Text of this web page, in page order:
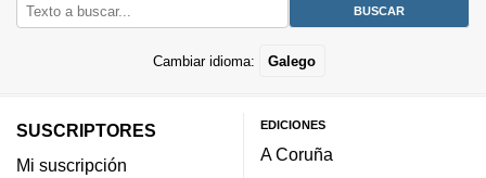
Cambiar idioma: Galego
SUSCRIPTORES
Mi suscripción
EDICIONES
A Coruña